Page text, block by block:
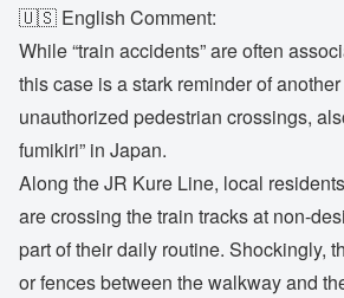
🇺🇸 English Comment:
While “train accidents” are often
this case is a stark reminder of
unauthorized pedestrian crossings,
fumikiri” in Japan.
Along the JR Kure Line, local
are crossing the train tracks at non-
part of their daily routine. Shockingly,
or fences between the walkway and